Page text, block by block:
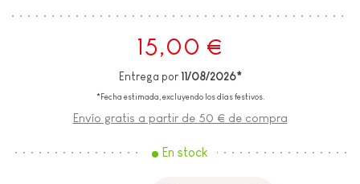
15,00 €
Entrega por 11/08/2026*
*Fecha estimada, excluyendo los días festivos.
Envío gratis a partir de 50 € de compra
En stock